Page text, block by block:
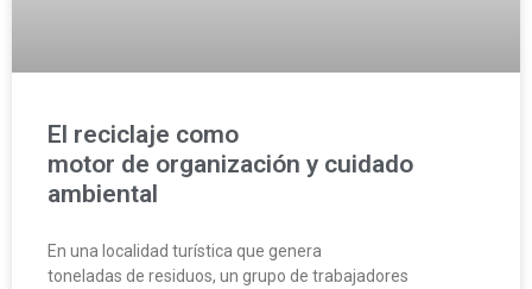
El reciclaje como
motor de organización y cuidado
ambiental
En una localidad turística que genera
toneladas de residuos, un grupo de trabajadores